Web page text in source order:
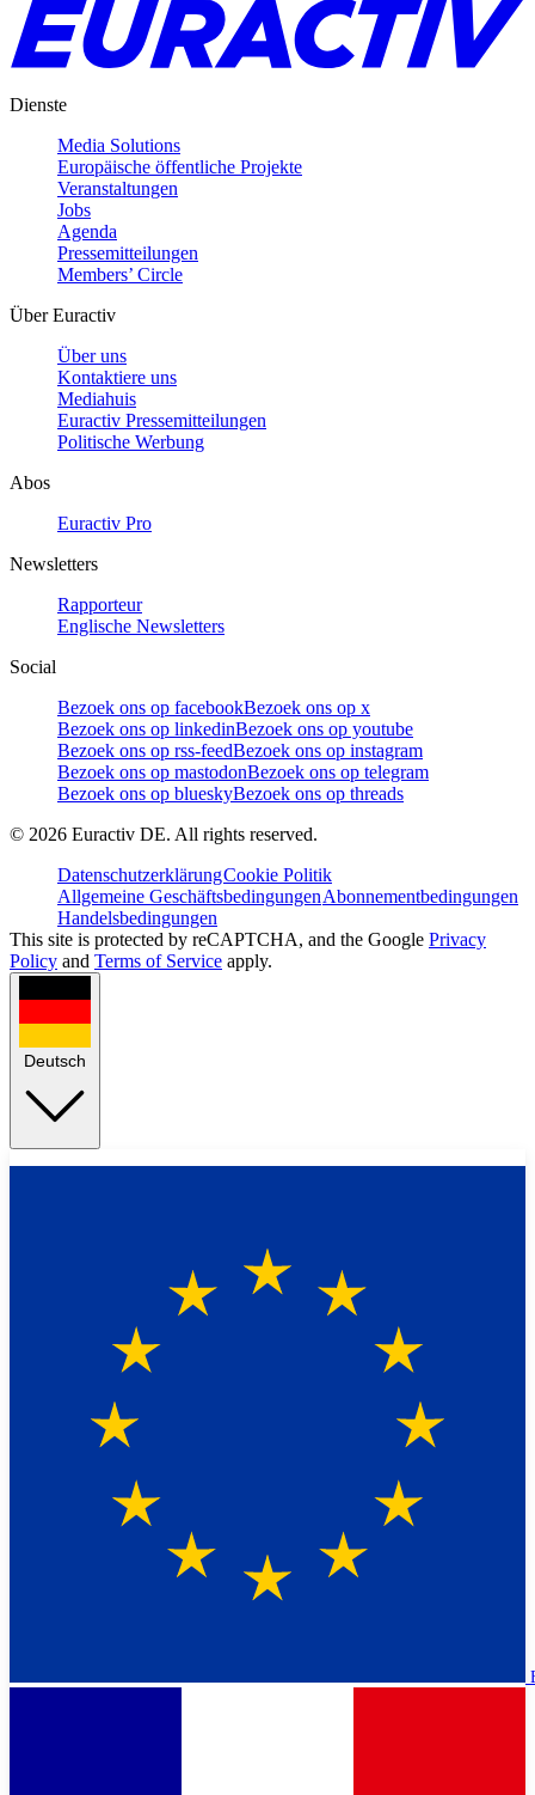
Dienste
Media Solutions
Europäische öffentliche Projekte
Veranstaltungen
Jobs
Agenda
Pressemitteilungen
Members’ Circle
Über Euractiv
Über uns
Kontaktiere uns
Mediahuis
Euractiv Pressemitteilungen
Politische Werbung
Abos
Euractiv Pro
Newsletters
Rapporteur
Englische Newsletters
Social
Bezoek ons op facebookBezoek ons op x
Bezoek ons op linkedinBezoek ons op youtube
Bezoek ons op rss-feedBezoek ons op instagram
Bezoek ons op mastodonBezoek ons op telegram
Bezoek ons op blueskyBezoek ons op threads
© 2026 Euractiv DE. All rights reserved.
DatenschutzerklärungCookie Politik
Allgemeine GeschäftsbedingungenAbonnementbedingungen
Handelsbedingungen
This site is protected by reCAPTCHA, and the Google Privacy
Policy and Terms of Service apply.
Deutsch